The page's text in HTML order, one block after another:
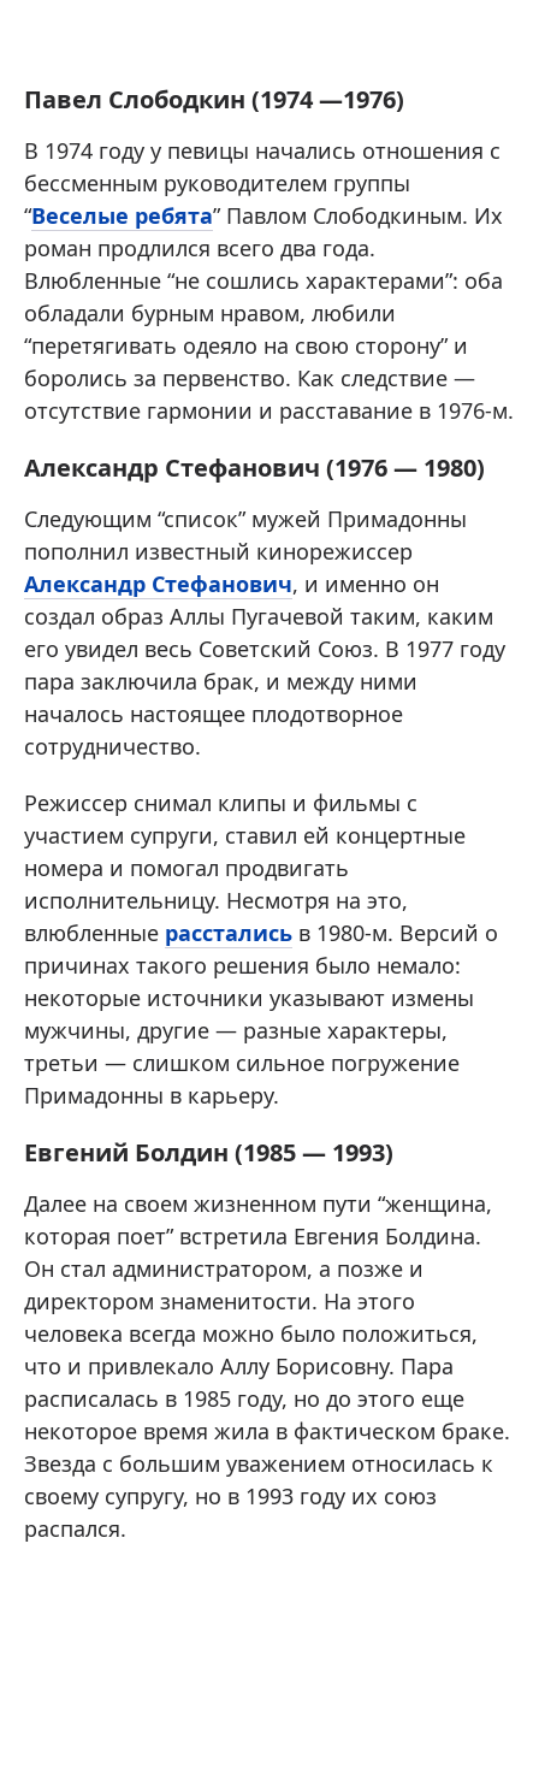
Павел Слободкин (1974 —1976)
В 1974 году у певицы начались отношения с
бессменным руководителем группы
“Веселые ребята” Павлом Слободкиным. Их
роман продлился всего два года.
Влюбленные “не сошлись характерами”: оба
обладали бурным нравом, любили
“перетягивать одеяло на свою сторону” и
боролись за первенство. Как следствие —
отсутствие гармонии и расставание в 1976-м.
Александр Стефанович (1976 — 1980)
Следующим “список” мужей Примадонны
пополнил известный кинорежиссер
Александр Стефанович, и именно он
создал образ Аллы Пугачевой таким, каким
его увидел весь Советский Союз. В 1977 году
пара заключила брак, и между ними
началось настоящее плодотворное
сотрудничество.
Режиссер снимал клипы и фильмы с
участием супруги, ставил ей концертные
номера и помогал продвигать
исполнительницу. Несмотря на это,
влюбленные расстались в 1980-м. Версий о
причинах такого решения было немало:
некоторые источники указывают измены
мужчины, другие — разные характеры,
третьи — слишком сильное погружение
Примадонны в карьеру.
Евгений Болдин (1985 — 1993)
Далее на своем жизненном пути “женщина,
которая поет” встретила Евгения Болдина.
Он стал администратором, а позже и
директором знаменитости. На этого
человека всегда можно было положиться,
что и привлекало Аллу Борисовну. Пара
расписалась в 1985 году, но до этого еще
некоторое время жила в фактическом браке.
Звезда с большим уважением относилась к
своему супругу, но в 1993 году их союз
распался.